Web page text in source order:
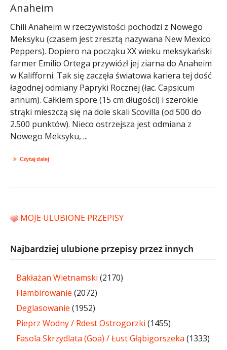
Anaheim
Chili Anaheim w rzeczywistości pochodzi z Nowego
Meksyku (czasem jest zresztą nazywana New Mexico
Peppers). Dopiero na począku XX wieku meksykański
farmer Emilio Ortega przywiózł jej ziarna do Anaheim
w Kalifforni. Tak się zaczęła światowa kariera tej dość
łagodnej odmiany Papryki Rocznej (łac. Capsicum
annum). Całkiem spore (15 cm długości) i szerokie
strąki mieszczą się na dole skali Scovilla (od 500 do
2.500 punktów). Nieco ostrzejsza jest odmiana z
Nowego Meksyku, ...
Czytaj dalej
MOJE ULUBIONE PRZEPISY
Najbardziej ulubione przepisy przez innych
Bakłażan Wietnamski (2170)
Flambirowanie (2072)
Deglasowanie (1952)
Pieprz Wodny / Rdest Ostrogorzki (1455)
Fasola Skrzydlata (Goa) / Łust Głąbigorszeka (1333)